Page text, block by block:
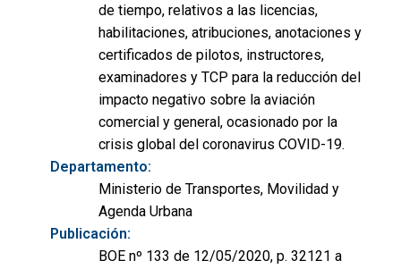
de tiempo, relativos a las licencias,
habilitaciones, atribuciones, anotaciones y
certificados de pilotos, instructores,
examinadores y TCP para la reducción del
impacto negativo sobre la aviación
comercial y general, ocasionado por la
crisis global del coronavirus COVID-19.
Departamento:
Ministerio de Transportes, Movilidad y
Agenda Urbana
Publicación:
BOE nº 133 de 12/05/2020, p. 32121 a